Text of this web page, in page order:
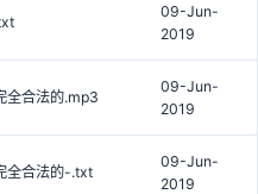
09-Jun-
2019
全合法的.mp3
09-Jun-
2019
全合法的-.txt
09-Jun-
2019